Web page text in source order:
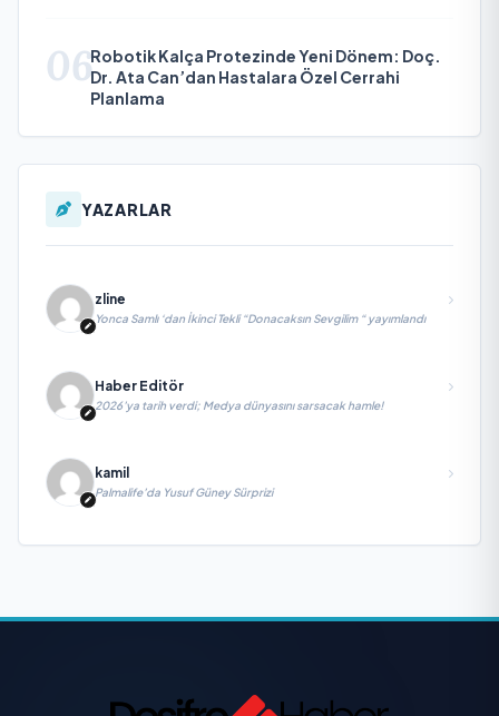
06Robotik Kalça Protezinde Yeni Dönem: Doç.
Dr. Ata Can’dan Hastalara Özel Cerrahi
Planlama
YAZARLAR
zline
Yonca Samlı ‘dan İkinci Tekli “Donacaksın Sevgilim “ yayımlandı
Haber Editör
2026’ya tarih verdi; Medya dünyasını sarsacak hamle!
kamil
Palmalife’da Yusuf Güney Sürprizi